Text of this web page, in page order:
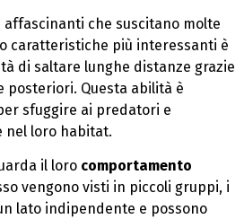
che suscitano molte
caratteristiche più interessanti è
di saltare lunghe distanze grazie
posteriori. Questa abilità è
sfuggire ai predatori e
nel loro habitat.
il loro comportamento
vengono visti in piccoli gruppi, i
lato indipendente e possono